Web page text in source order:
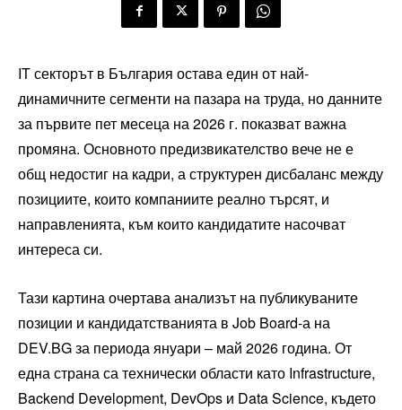
IT секторът в България остава един от най-
динамичните сегменти на пазара на труда, но данните
за първите пет месеца на 2026 г. показват важна
промяна. Основното предизвикателство вече не е
общ недостиг на кадри, а структурен дисбаланс между
позициите, които компаниите реално търсят, и
направленията, към които кандидатите насочват
интереса си.
Тази картина очертава анализът на публикуваните
позиции и кандидатстванията в Job Board-а на
DEV.BG за периода януари – май 2026 година. От
една страна са технически области като Infrastructure,
Backend Development, DevOps и Data Science, където